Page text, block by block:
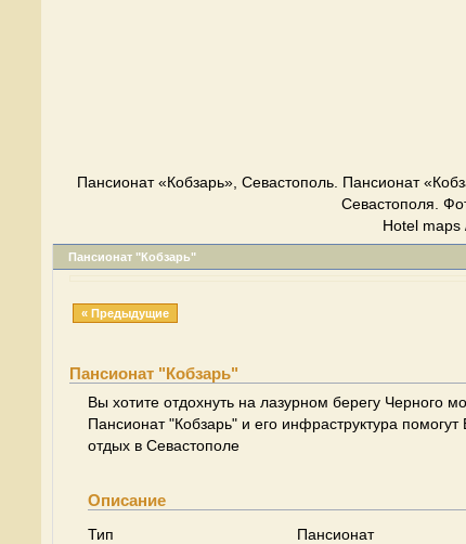
Пансионат «Кобзарь», Севастополь. Пансионат
Севастополя.
Hotel maps
Пансионат "Кобзарь"
« Предыдущие
Пансионат "Кобзарь"
Вы хотите отдохнуть на лазурном берегу Черного
Пансионат "Кобзарь" и его инфраструктура
отдых в Севастополе
Описание
Тип
Пансионат